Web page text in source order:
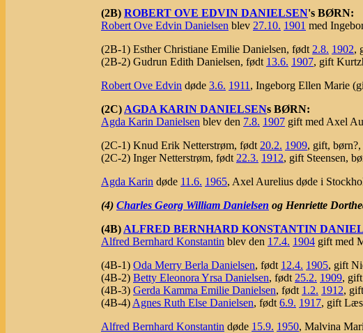
(2B) ROBERT OVE EDVIN DANIELSEN's BØRN:
Robert Ove Edvin Danielsen blev 27.10. 1901 med
(2B-1) Esther Christiane Emilie Danielsen, født 2.8. 1902,
(2B-2) Gudrun Edith Danielsen, født 13.6. 1907, gift
Robert Ove Edvin døde 3.6. 1911 , Ingeborg Ellen Marie
(2C) AGDA KARIN DANIELSENs BØRN:
Agda Karin Danielsen blev den 7.8. 1907 gift med Axel
(2C-1) Knud Erik Netterstrøm, født 20.2. 1909, gift, børn?,
(2C-2) Inger Netterstrøm, født 22.3. 1912, gift Steensen,
Agda Karin døde 11.6. 1965, Axel Aurelius døde i
(4) Charles Georg William Danielsen og Henriette
(4B) ALFRED BERNHARD KONSTANTIN
Alfred Bernhard Konstantin blev den 17.4. 1904 gift med
(4B-1) Oda Merry Berla Danielsen, født 12.4. 1905, gift
(4B-2) Betty Eleonora Yrsa Danielsen, født 25.2. 1909,
(4B-3) Gerda Kamma Emilie Danielsen, født 1.2. 1912,
(4B-4) Agnes Ruth Else Danielsen, født 6.9. 1917, gift
Alfred Bernhard Konstantin døde 15.9. 1950, Malvina